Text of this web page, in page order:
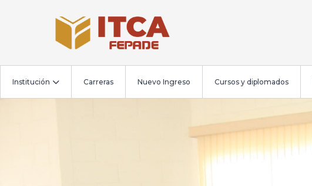
Institución Carreras Nuevo Ingreso Cursos y diplomados